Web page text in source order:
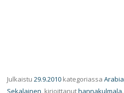
Julkaistu 29.9.2010 kategoriassa Arabia